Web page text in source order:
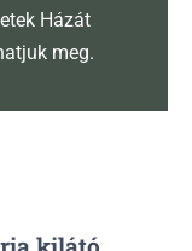
Házát
meg.